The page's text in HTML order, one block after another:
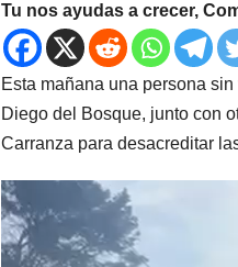
Tu nos ayudas a crecer,
Esta mañana una persona
Diego del Bosque, junto con
Carranza para desacreditar